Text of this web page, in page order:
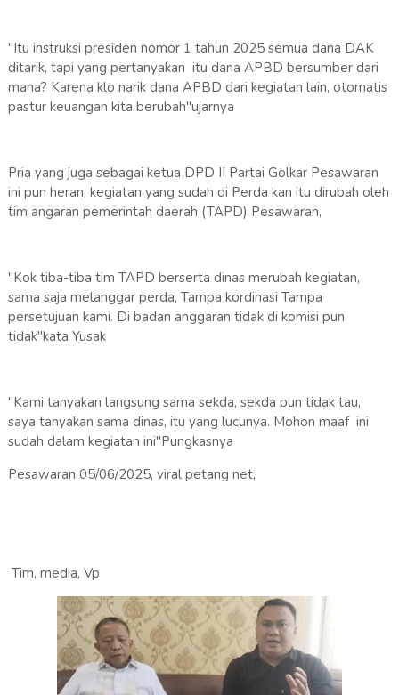
"Itu instruksi presiden nomor 1 tahun 2025 semua dana DAK
ditarik, tapi yang pertanyakan itu dana APBD bersumber dari
mana? Karena klo narik dana APBD dari kegiatan lain, otomatis
pastur keuangan kita berubah"ujarnya
Pria yang juga sebagai ketua DPD II Partai Golkar Pesawaran
ini pun heran, kegiatan yang sudah di Perda kan itu dirubah oleh
tim angaran pemerintah daerah (TAPD) Pesawaran,
"Kok tiba-tiba tim TAPD berserta dinas merubah kegiatan,
sama saja melanggar perda, Tampa kordinasi Tampa
persetujuan kami. Di badan anggaran tidak di komisi pun
tidak"kata Yusak
"Kami tanyakan langsung sama sekda, sekda pun tidak tau,
saya tanyakan sama dinas, itu yang lucunya. Mohon maaf ini
sudah dalam kegiatan ini"Pungkasnya
Pesawaran 05/06/2025, viral petang net,
Tim, media, Vp